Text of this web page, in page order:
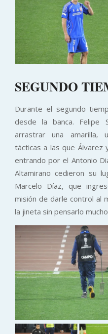
SEGUNDO
Durante el segundo
desde la banca. Felipe
arrastrar una amarilla,
tácticas a las que Álvarez
entrando por el Antonio
Altamirano cedieron su
Marcelo Díaz, que
misión de darle control al
la jineta sin pensarlo